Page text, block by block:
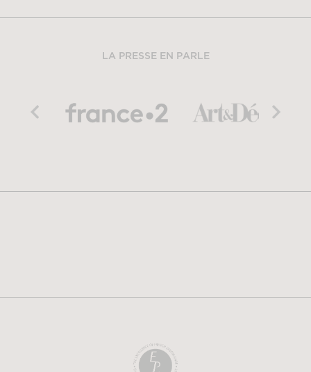
LA PRESSE EN PARLE